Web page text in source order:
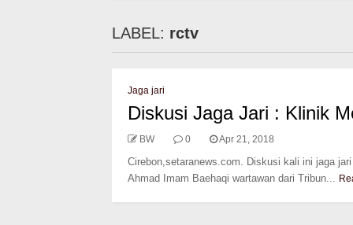
LABEL: rctv
Jaga jari
Diskusi Jaga Jari : Klinik
BW 0 Apr 21, 2018
Cirebon,setaranews.com. Diskusi kali ini jaga
Ahmad Imam Baehaqi wartawan dari Tribun...